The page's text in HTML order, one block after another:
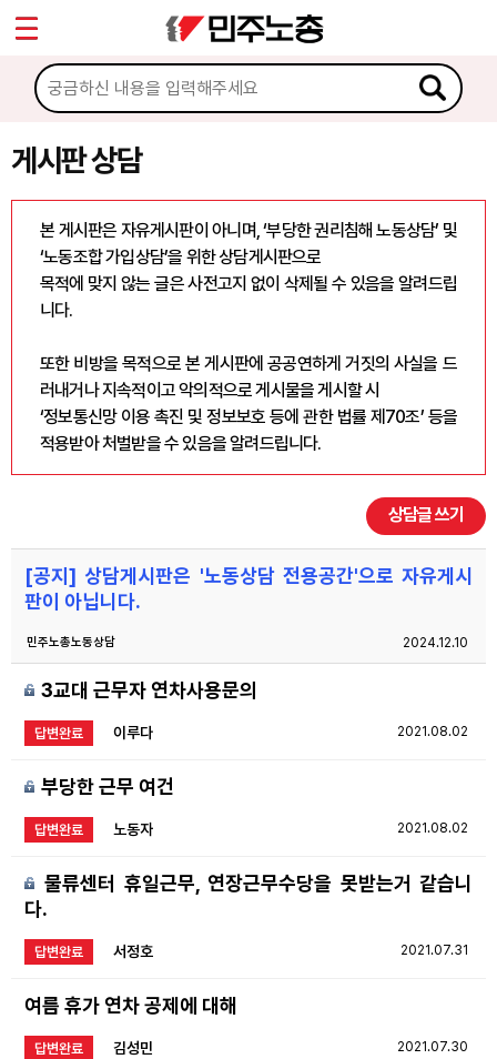
게시판 상담
본 게시판은 자유게시판이 아니며, ‘부당한 권리침해 노동상담’ 및
‘노동조합 가입상담’을 위한 상담게시판으로
목적에 맞지 않는 글은 사전고지 없이 삭제될 수 있음을 알려드립
니다.
또한 비방을 목적으로 본 게시판에 공공연하게 거짓의 사실을 드
러내거나 지속적이고 악의적으로 게시물을 게시할 시
‘정보통신망 이용 촉진 및 정보보호 등에 관한 법률 제70조’ 등을
적용받아 처벌받을 수 있음을 알려드립니다.
상담글 쓰기
[공지] 상담게시판은 '노동상담 전용공간'으로 자유게시
판이 아닙니다.
2024.12.10
민주노총노동상담
3교대 근무자 연차사용문의
답변완료 2021.08.02
이루다
부당한 근무 여건
답변완료 2021.08.02
노동자
물류센터 휴일근무, 연장근무수당을 못받는거 같습니
다.
답변완료 2021.07.31
서정호
여름 휴가 연차 공제에 대해
답변완료 2021.07.30
김성민
마이페이지
소개
소식
게시판 상담
권리찾기수첩 검색
바로보기
찾아보기
노동조합 가입 안내
전국 노동상담소 안내
부설기관
업무
Sketchbook5, 스케치북5
Sketchbook5, 스케치북5